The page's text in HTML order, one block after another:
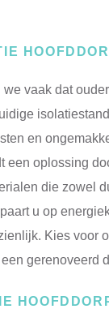
we vaak dat
en
een oplossing
die zowel
u op
Kies voor
gerenoveerd